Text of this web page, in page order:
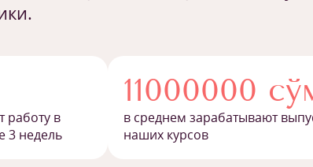
работу в
3 недель
11000000
в среднем зарабатывают
наших курсов